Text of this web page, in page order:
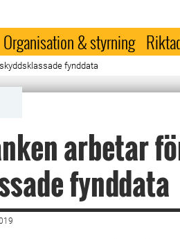
Organisation & styrning
fynddata
arbetar
fynddata